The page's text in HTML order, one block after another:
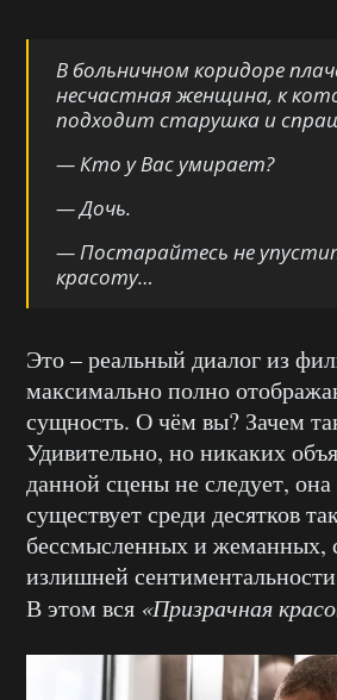
В больничном коридоре
несчастная женщина, к
подходит старушка и
— Кто у Вас умирает?
— Дочь.
— Постарайтесь не
красоту…
Это – реальный диалог из
максимально полно
сущность. О чём вы? Зачем
Удивительно, но никаких
данной сцены не следует,
существует среди десятков
бессмысленных и жеманных,
излишней
В этом вся «Призрачная